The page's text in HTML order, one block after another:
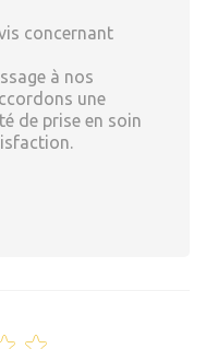
concernant
à nos
une
de prise en soin